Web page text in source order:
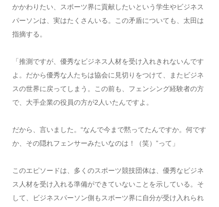
かかわりたい、スポーツ界に貢献したいという学生やビジネス
パーソンは、実はたくさんいる。この矛盾についても、太田は
指摘する。
「推測ですが、優秀なビジネス人材を受け入れきれないんです
よ。だから優秀な人たちは協会に見切りをつけて、またビジネ
スの世界に戻ってしまう。この前も、フェンシング経験者の方
で、大手企業の役員の方が2人いたんですよ。
だから、言いました。“なんで今まで黙ってたんですか。何です
か、その隠れフェンサーみたいなのは！（笑）”って」
このエピソードは、多くのスポーツ競技団体は、優秀なビジネ
ス人材を受け入れる準備ができていないことを示している。そ
して、ビジネスパーソン側もスポーツ界に自分が受け入れられ